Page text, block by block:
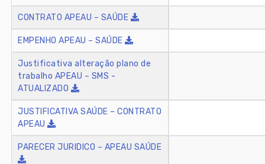
CONTRATO APEAU – SAÚDE
EMPENHO APEAU – SAÚDE
Justificativa alteração plano de
trabalho APEAU – SMS -
ATUALIZADO
JUSTIFICATIVA SAÚDE – CONTRATO
APEAU
PARECER JURIDICO – APEAU SAÚDE